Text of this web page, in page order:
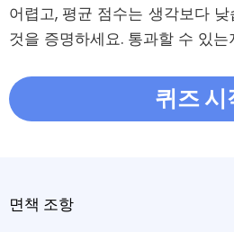
어렵고, 평균 점수는 생각보다
것을 증명하세요. 통과할 수 있는
퀴즈 시
면책 조항